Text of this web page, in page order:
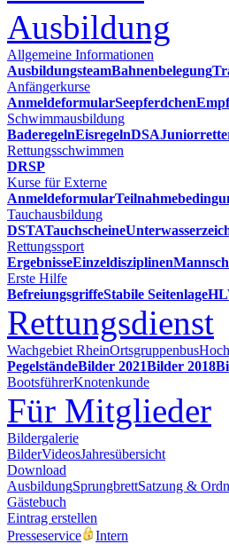
Ausbildung
Allgemeine Informationen
AusbildungsteamBahnenbelegung
Anfängerkurse
AnmeldeformularSeepferdchen
Schwimmausbildung
BaderegelnEisregelnDSA
Rettungsschwimmen
DRSP
Kurse für Externe
Anmeldeformular
Tauchausbildung
DSTATauchscheine
Rettungssport
ErgebnisseEinzeldisziplinen
Erste Hilfe
BefreiungsgriffeStabile Seitenlage
Rettungsdienst
Wachgebiet RheinOrtsgruppenbus
PegelständeBilder 2021Bilder 2018
BootsführerKnotenkunde
Für Mitglieder
Bildergalerie
BilderVideosJahresübersicht
Download
AusbildungSprungbrettSatzung &
Gästebuch
Eintrag erstellen
Presseservice
Intern